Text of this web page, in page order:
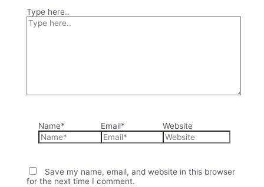
Type here..
Name* Email* Website
Save my name, email, and website in this browser
for the next time I comment.